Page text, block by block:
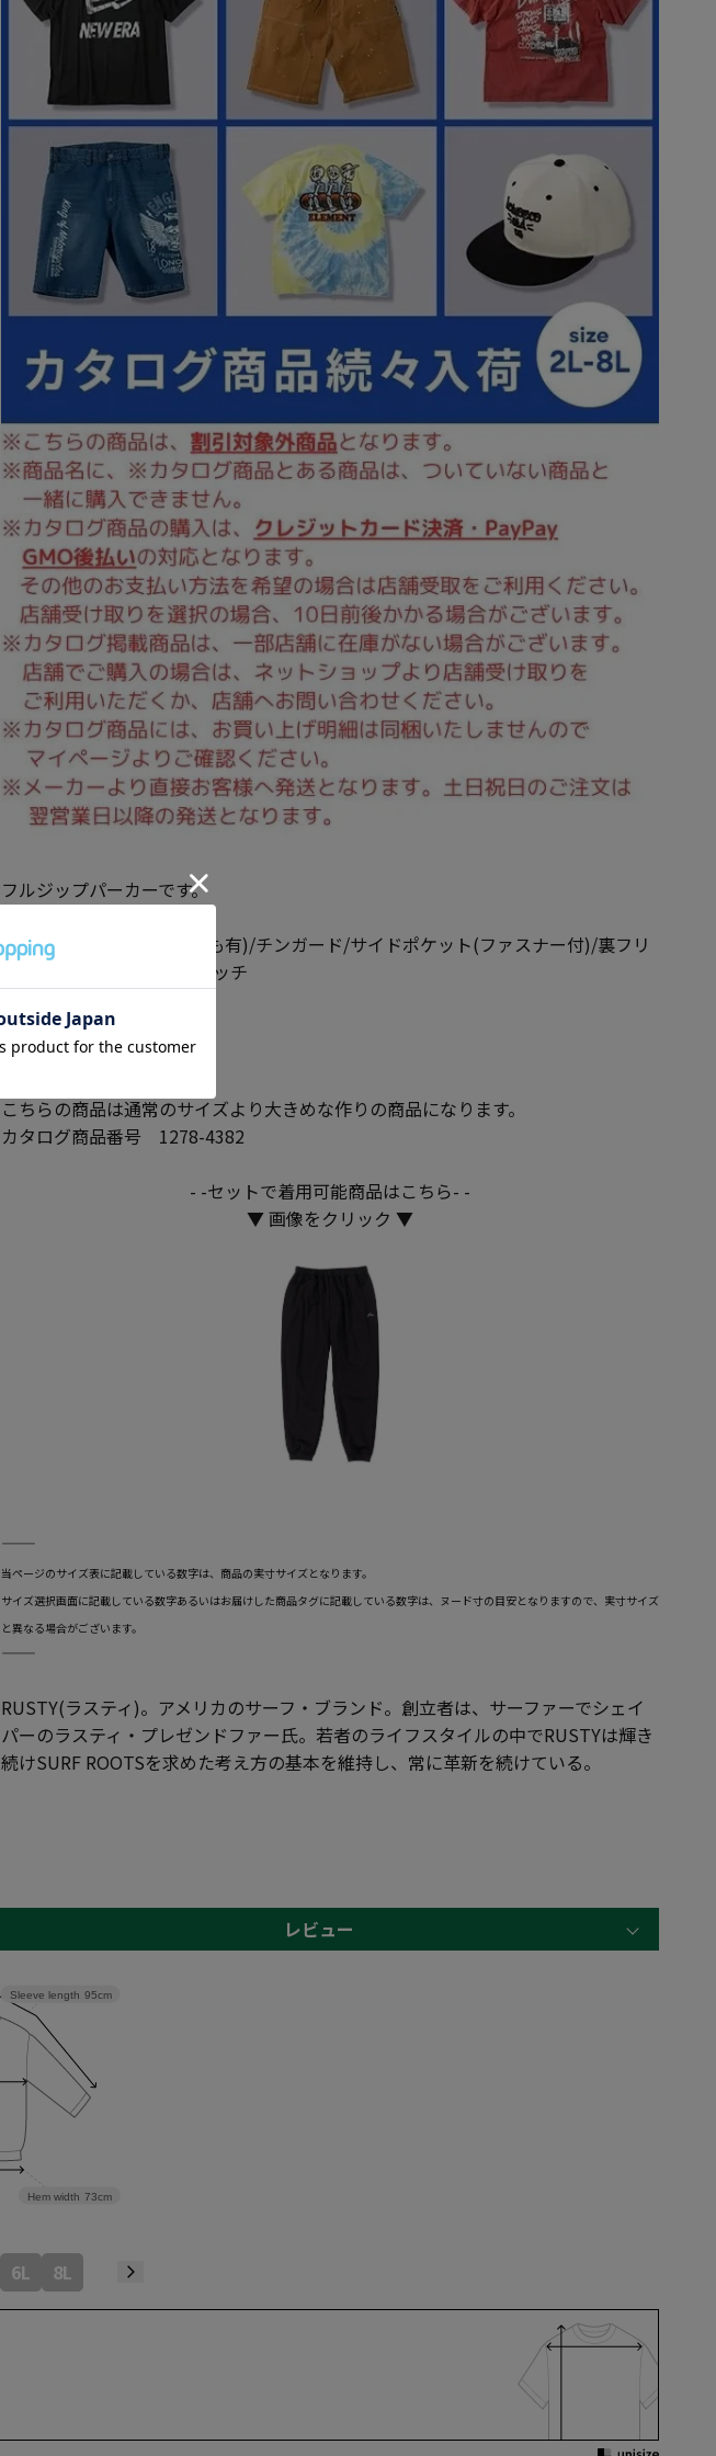
フルジップパーカーです。
フルジップ/フード(調節ひも有)/チンガード/サイドポケット(ファスナー付)/裏フリ
ース/プリント/保温/ストレッチ
●素材
ポリエステル 100%
こちらの商品は通常のサイズより大きめな作りの商品になります。
カタログ商品番号 1278-4382
- -セットで着用可能商品はこちら- -
▼ 画像をクリック ▼
―――――――――――――――――――――――
当ページのサイズ表に記載している数字は、商品の実寸サイズとなります。
サイズ選択画面に記載している数字あるいはお届けした商品タグに記載している数字は、ヌード寸の目安となりますので、実寸サイズ
と異なる場合がございます。
―――――――――――――――――――――――
RUSTY(ラスティ)。アメリカのサーフ・ブランド。創立者は、サーファーでシェイ
パーのラスティ・プレゼンドファー氏。若者のライフスタイルの中でRUSTYは輝き
続けSURF ROOTSを求めた考え方の基本を維持し、常に革新を続けている。
レビュー
Hem width 73cm
Sleeve length 95cm
6L 8L